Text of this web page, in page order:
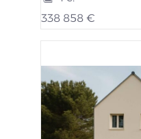
338 858 €